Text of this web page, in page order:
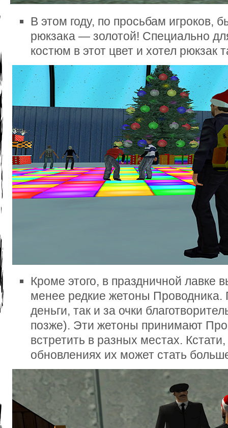
В этом году, по просьбам игроков,
рюкзака — золотой! Специально
костюм в этот цвет и хотел рюкзак
Кроме этого, в праздничной лавке
менее редкие жетоны Проводника.
деньги, так и за очки
позже). Эти жетоны принимают
встретить в разных местах.
обновлениях их может стать